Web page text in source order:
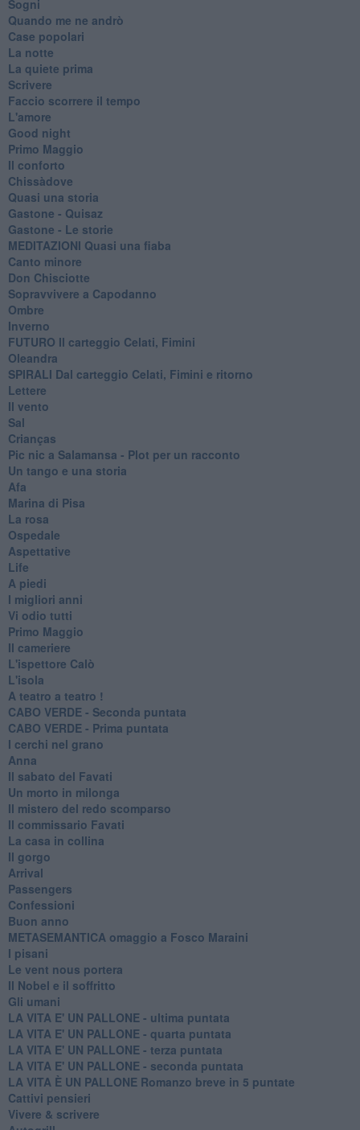
Sogni
Quando me ne andrò
Case popolari
La notte
La quiete prima
Scrivere
Faccio scorrere il tempo
L'amore
Good night
Primo Maggio
Il conforto
Chissàdove
Quasi una storia
Gastone - Quisaz
Gastone - Le storie
MEDITAZIONI Quasi una fiaba
Canto minore
Don Chisciotte
Sopravvivere a Capodanno
Ombre
Inverno
FUTURO Il carteggio Celati, Fimini
Oleandra
SPIRALI Dal carteggio Celati, Fimini e ritorno
Lettere
Il vento
Sal
Crianças
Pic nic a Salamansa - Plot per un racconto
Un tango e una storia
Afa
Marina di Pisa
La rosa
Ospedale
Aspettative
Life
A piedi
I migliori anni
Vi odio tutti
Primo Maggio
Il cameriere
L'ispettore Calò
L'isola
A teatro a teatro !
CABO VERDE - Seconda puntata
CABO VERDE - Prima puntata
I cerchi nel grano
Anna
Il sabato del Favati
Un morto in milonga
Il mistero del redo scomparso
Il commissario Favati
La casa in collina
Il gorgo
Arrival
Passengers
Confessioni
Buon anno
METASEMANTICA omaggio a Fosco Maraini
I pisani
Le vent nous portera
Il Nobel e il soffritto
Gli umani
LA VITA E' UN PALLONE - ultima puntata
LA VITA E' UN PALLONE - quarta puntata
LA VITA E' UN PALLONE - terza puntata
LA VITA E' UN PALLONE - seconda puntata
LA VITA È UN PALLONE Romanzo breve in 5 puntate
Cattivi pensieri
Vivere & scrivere